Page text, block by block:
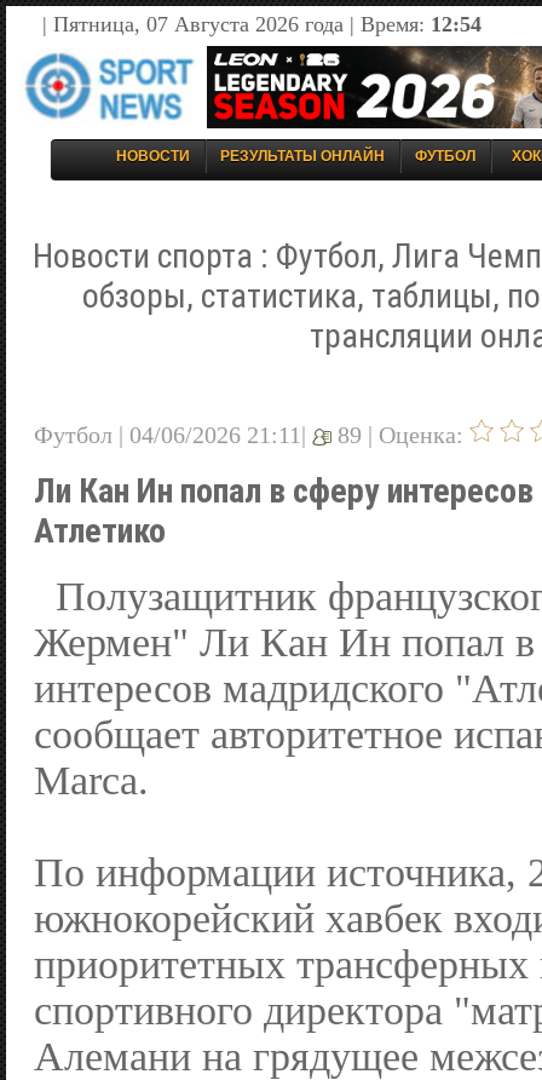
| Пятница, 07 Августа 2026 года | Время: 12:54
НОВОСТИ РЕЗУЛЬТАТЫ ОНЛАЙН ФУТБОЛ
Новости спорта : Футбол, Лига
обзоры, статистика, таблицы,
трансляции
Футбол | 04/06/2026 21:11| 89 | Оценка:
Ли Кан Ин попал в сферу
Атлетико
Полузащитник
Жермен" Ли Кан Ин попал в
интересов мадридского
сообщает авторитетное
Marca.
По информации источника,
южнокорейский хавбек
приоритетных трансферных
спортивного директора
Алемани на грядущее